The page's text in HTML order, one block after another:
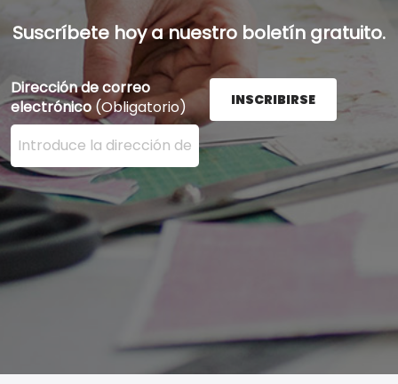
Suscríbete hoy a nuestro boletín gratuito.
Dirección de correo
electrónico (Obligatorio)
Ingrese su dirección de correo electrónico aquí y
INSCRIBIRSE